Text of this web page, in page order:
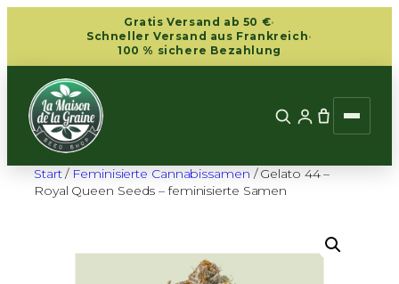
springen
Gratis Versand ab 50 €·
Schneller Versand aus Frankreich·
100 % sichere Bezahlung
Start/ Feminisierte Cannabissamen / Gelato 44 –
Royal Queen Seeds – feminisierte Samen